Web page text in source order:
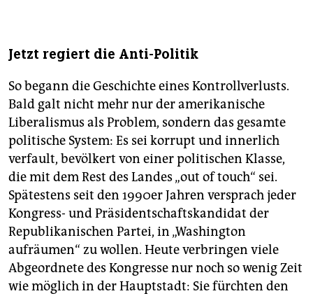
Jetzt regiert die Anti-Politik
So begann die Geschichte eines Kontrollverlusts.
Bald galt nicht mehr nur der amerikanische
Liberalismus als Problem, sondern das gesamte
politische System: Es sei korrupt und innerlich
verfault, bevölkert von einer politischen Klasse,
die mit dem Rest des Landes „out of touch“ sei.
Spätestens seit den 1990er Jahren versprach jeder
Kongress- und Präsidentschaftskandidat der
Republikanischen Partei, in „Washington
aufräumen“ zu wollen. Heute verbringen viele
Abgeordnete des Kongresse nur noch so wenig Zeit
wie möglich in der Hauptstadt: Sie fürchten den